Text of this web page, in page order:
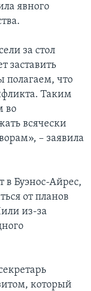
явного
за стол
заставить
полагаем, что
Таким
во
всячески
– заявила
в Буэнос-Айрес,
от планов
из-за
который